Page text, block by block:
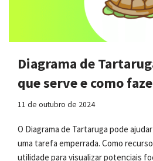
Diagrama de
que serve e como
11 de outubro de 2024
O Diagrama de Tartaruga pode
uma tarefa emperrada. Como
utilidade para visualizar potenciais